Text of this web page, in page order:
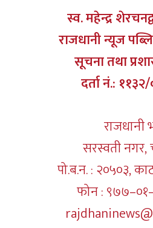
स्व. महेन्द्र
राजधानी न्यूज
सूचना तथा
दर्ता नं.:
राजधानी
सरस्वती नगर,
पो.ब.न. : २०५०३,
फोन :